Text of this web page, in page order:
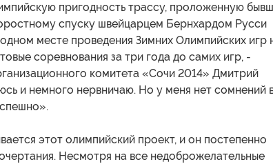
пригодность трассу, проложенную
спуску швейцарцем Бернхардом Русси
месте проведения Зимних Олимпийских игр
соревнования за три года до самих игр, -
комитета «Сочи 2014» Дмитрий
и немного нервничаю. Но у меня нет сомнений
этот олимпийский проект, и он постепенно
Несмотря на все недоброжелательные